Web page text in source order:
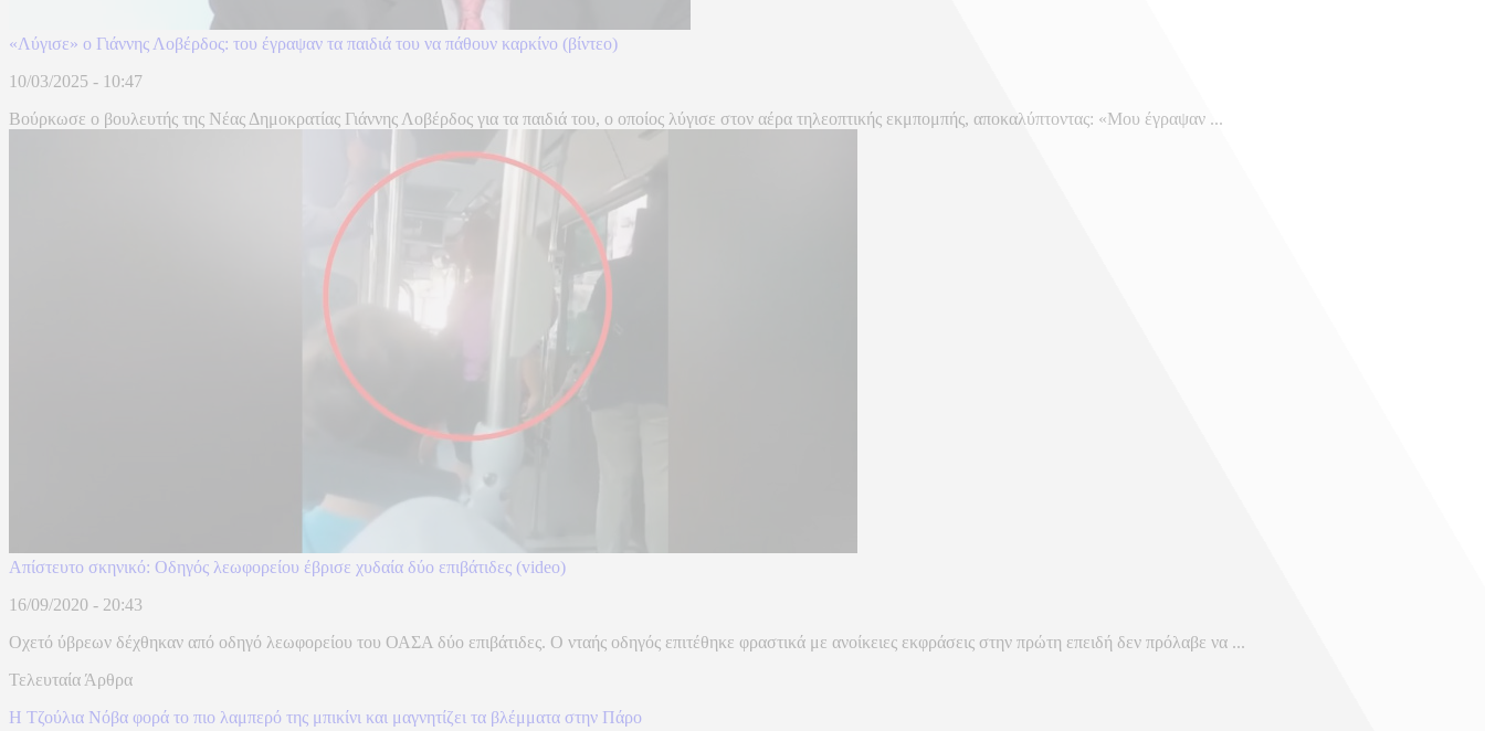
«Λύγισε» ο Γιάννης Λοβέρδος: του έγραψαν τα παιδιά του να πάθουν καρκίνο (βίντεο)
10/03/2025 - 10:47
Βούρκωσε ο βουλευτής της Νέας Δημοκρατίας Γιάννης Λοβέρδος για τα παιδιά του, ο οποίος λύγισε στον αέρα τηλεοπτικής εκμπομπής, αποκαλύπτοντας: «Μου έγραψαν ...
Απίστευτο σκηνικό: Οδηγός λεωφορείου έβρισε χυδαία δύο επιβάτιδες (video)
16/09/2020 - 20:43
Οχετό ύβρεων δέχθηκαν από οδηγό λεωφορείου του ΟΑΣΑ δύο επιβάτιδες. Ο νταής οδηγός επιτέθηκε φραστικά με ανοίκειες εκφράσεις στην πρώτη επειδή δεν πρόλαβε να ...
Τελευταία Άρθρα
Η Τζούλια Νόβα φορά το πιο λαμπερό της μπικίνι και μαγνητίζει τα βλέμματα στην Πάρο